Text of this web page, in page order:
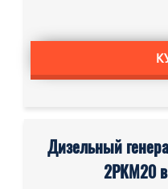
Дизельный
2РКМ20